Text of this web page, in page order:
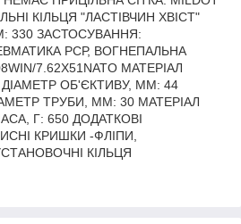
КІЛЬЦЯ "ЛАСТІВЧИН ХВІСТ"
330 ЗАСТОСУВАННЯ:
РСР, ВОГНЕПАЛЬНА
7.62X51NATO МАТЕРІАЛ
ОБ'ЄКТИВУ, ММ: 44
ТРУБИ, ММ: 30 МАТЕРІАЛ
Г: 650 ДОДАТКОВІ
КРИШКИ -ФЛІПИ,
КІЛЬЦЯ